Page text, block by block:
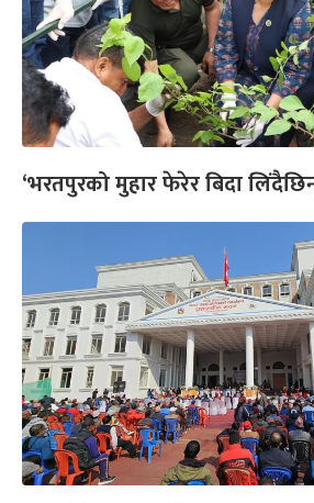
‘भरतपुरको मुहार फेरेर बिदा